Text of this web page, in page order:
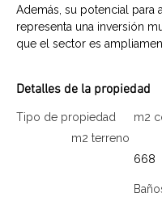
Además, su potencial para
representa una inversión
que el sector es
Detalles de la propiedad
Tipo de propiedad
m2
m2 terreno
668